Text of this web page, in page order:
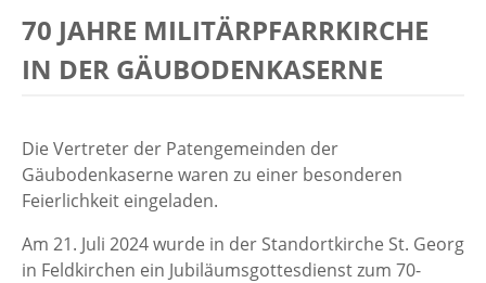
70 JAHRE MILITÄRPFARRKIRCHE
IN DER GÄUBODENKASERNE
Die Vertreter der Patengemeinden der
Gäubodenkaserne waren zu einer besonderen
Feierlichkeit eingeladen.
Am 21. Juli 2024 wurde in der Standortkirche St. Georg
in Feldkirchen ein Jubiläumsgottesdienst zum 70-